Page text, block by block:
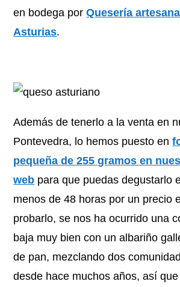
en bodega porQuesería
Asturias.
Además de tenerlo a la venta en
Pontevedra, lo hemos puesto en
pequeña de 255 gramos en
web para que puedas degustarlo
menos de 48 horas por un precio
probarlo, se nos ha ocurrido una
baja muy bien con un albariño
de pan, mezclando dos
desde hace muchos años, así